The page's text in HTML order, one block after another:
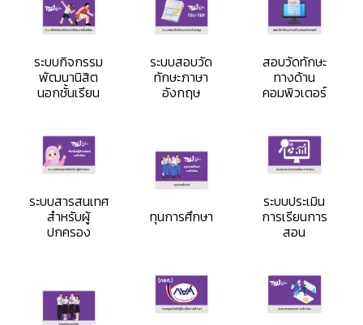
ระบบกิจกรรม
พัฒนานิสิต
นอกชั้นเรียน
ระบบสอบวัด
ทักษะภาษา
อังกฤษ
สอบวัดทักษะ
ทางด้าน
คอมพิวเตอร์
ระบบสารสนเทศ
สำหรับผู้
ปกครอง
ทุนการศึกษา
ระบบประเมิน
การเรียนการ
สอน